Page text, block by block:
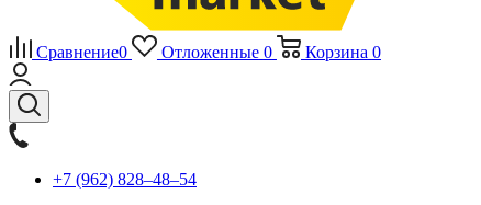
Сравнение0 Отложенные 0 Корзина 0
+7 (962) 828‒48‒54